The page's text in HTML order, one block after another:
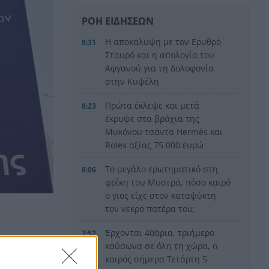
ΑΑΔΕ,
ΡΟΗ ΕΙΔΗΣΕΩΝ
8:31
Η αποκάλυψη με τον Ερυθρό
Σταυρό και η απολογία του
Αφγανού για τη δολοφονία
στην Κυψέλη
8:23
Πρώτα έκλεψε και μετά
έκρυψε στα βράχια της
Μυκόνου τσάντα Hermès και
Rolex αξίας 75.000 ευρώ
8:06
Το μεγάλο ερωτηματικό στη
φρίκη του Μυστρά, πόσο καιρό
ο γιος είχε στον καταψύκτη
τον νεκρό πατέρα του;
7:52
Έρχονται 40άρια, τριήμερο
καύσωνα σε όλη τη χώρα, ο
καιρός σήμερα Τετάρτη 5